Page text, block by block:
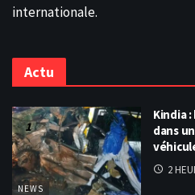
internationale.
Actu
NEWS
Kindia
dans
2